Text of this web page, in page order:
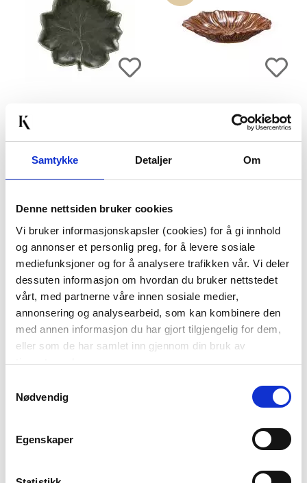
Samtykke Detaljer Om
Denne nettsiden bruker cookies
Vi bruker informasjonskapsler (cookies) for å gi innhold
og annonser et personlig preg, for å levere sosiale
mediefunksjoner og for å analysere trafikken vår. Vi deler
dessuten informasjon om hvordan du bruker nettstedet
vårt, med partnerne våre innen sosiale medier,
annonsering og analysearbeid, som kan kombinere den
med annen informasjon du har gjort tilgjengelig for dem,
eller som de har samlet inn gjennom din bruk av
tjenestene deres.
Nødvendig
Egenskaper
179,00
TALLERKEN BLOOM
FLOWER 15CM COGNAC
39,96
60% 60%